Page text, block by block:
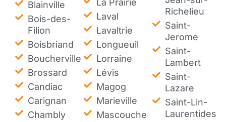
Blainville
Bois-des-
Filion
Boisbriand
Boucherville
Brossard
Candiac
Carignan
Chambly
La Prairie
Laval
Lavaltrie
Longueuil
Lorraine
Lévis
Magog
Marieville
Mascouche
Richelieu
Saint-
Jerome
Saint-
Lambert
Saint-
Lazare
Saint-Lin-
Laurentides